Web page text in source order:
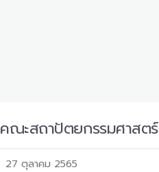
คณะสถาปัตยกรรมศาสต
27 ตุลาคม 2565